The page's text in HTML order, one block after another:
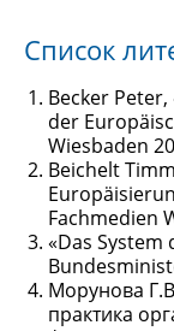
Список
Becker
der
Wiesbaden
Beichelt
Fachmedien
«Das
Морунова
практика